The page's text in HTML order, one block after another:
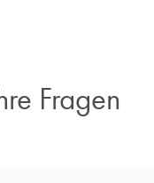
Fragen​